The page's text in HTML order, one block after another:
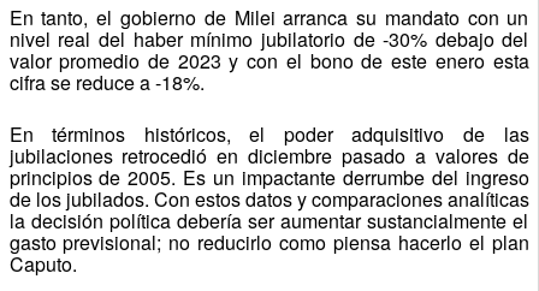
En tanto, el gobierno de Milei arranca su mandato con un
nivel real del haber mínimo jubilatorio de -30% debajo del
valor promedio de 2023 y con el bono de este enero esta
cifra se reduce a -18%.
En términos históricos, el poder adquisitivo de las
jubilaciones retrocedió en diciembre pasado a valores de
principios de 2005. Es un impactante derrumbe del ingreso
de los jubilados. Con estos datos y comparaciones analíticas
la decisión política debería ser aumentar sustancialmente el
gasto previsional; no reducirlo como piensa hacerlo el plan
Caputo.